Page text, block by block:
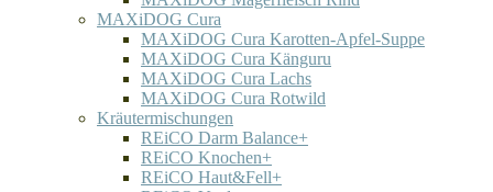
MAXiDOG Cura
MAXiDOG Cura Karotten-Apfel-Suppe
MAXiDOG Cura Känguru
MAXiDOG Cura Lachs
MAXiDOG Cura Rotwild
Kräutermischungen
REiCO Darm Balance+
REiCO Knochen+
REiCO Haut&Fell+